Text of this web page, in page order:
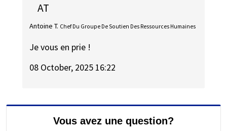
AT
Antoine T. Chef Du Groupe De Soutien Des Ressources Humaines
Je vous en prie !
08 October, 2025 16:22
Vous avez une question?